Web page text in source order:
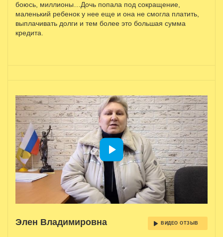
боюсь, миллионы…Дочь попала под сокращение,
маленький ребенок у нее еще и она не смогла платить,
выплачивать долги и тем более это большая сумма
кредита.
Элен Владимировна ВИДЕО ОТЗЫВ